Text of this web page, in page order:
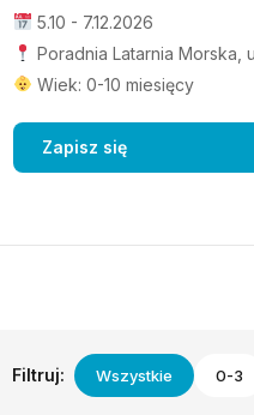
5.10 - 7.12.2026
Poradnia Latarnia Morska,
Wiek: 0-10 miesięcy
Zapisz się
Filtruj: Wszystkie 0-3